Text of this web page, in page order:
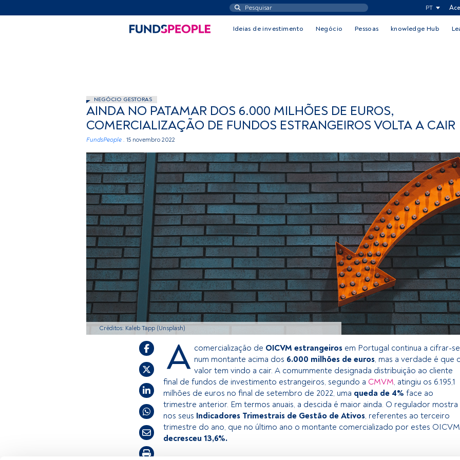
PT
Ideias de investimento Negócio Pessoas knowledge Hub
NEGÓCIO GESTORAS
AINDA NO PATAMAR DOS 6.000 MILHÕES DE EUROS,
COMERCIALIZAÇÃO DE FUNDOS ESTRANGEIROS VOLTA A CAIR
FundsPeople . 15 novembro 2022
Créditos: Kaleb Tapp (Unsplash)
A comercialização de OICVM estrangeiros em Portugal continua a cifrar-se
num montante acima dos 6.000 milhões de euros, mas a verdade é que
valor tem vindo a cair. A comummente designada distribuição ao cliente
final de fundos de investimento estrangeiros, segundo a CMVM, atingiu os 6.195,1
milhões de euros no final de setembro de 2022, uma queda de 4% face ao
trimestre anterior. Em termos anuais, a descida é maior ainda. O regulador mostra
nos seus ​Indicadores Trimestrais de Gestão de Ativos, referentes ao terceiro
trimestre do ano, que no último ano o montante comercializado por estes OICVM
decresceu 13,6%.